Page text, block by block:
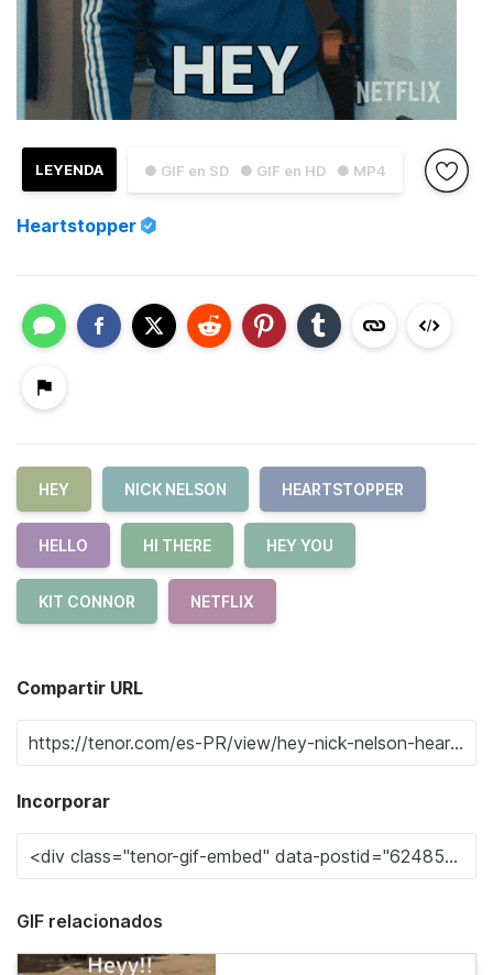
● GIF en SD ● GIF en HD ● MP4
LEYENDA
Heartstopper
HEY NICK NELSON HEARTSTOPPER
HELLO HI THERE HEY YOU
KIT CONNOR NETFLIX
Compartir URL
Incorporar
GIF relacionados